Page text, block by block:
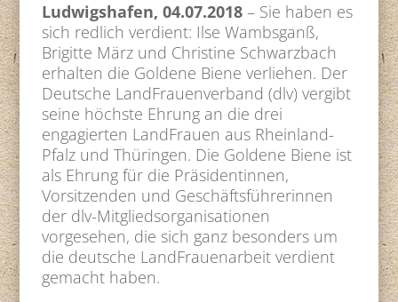
Ludwigshafen, 04.07.2018 – Sie haben es
sich redlich verdient: Ilse Wambsganß,
Brigitte März und Christine Schwarzbach
erhalten die Goldene Biene verliehen. Der
Deutsche LandFrauenverband (dlv) vergibt
seine höchste Ehrung an die drei
engagierten LandFrauen aus Rheinland-
Pfalz und Thüringen. Die Goldene Biene ist
als Ehrung für die Präsidentinnen,
Vorsitzenden und Geschäftsführerinnen
der dlv-Mitgliedsorganisationen
vorgesehen, die sich ganz besonders um
die deutsche LandFrauenarbeit verdient
gemacht haben.